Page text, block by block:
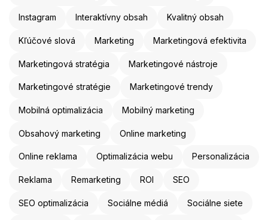
Instagram Interaktívny obsah Kvalitný obsah
Kľúčové slová Marketing Marketingová efektivita
Marketingová stratégia Marketingové nástroje
Marketingové stratégie Marketingové trendy
Mobilná optimalizácia Mobilný marketing
Obsahový marketing Online marketing
Online reklama Optimalizácia webu Personalizácia
Reklama Remarketing ROI SEO
SEO optimalizácia Sociálne médiá Sociálne siete